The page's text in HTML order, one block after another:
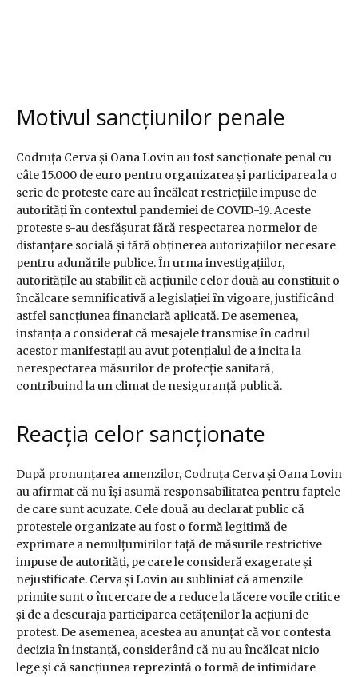
Motivul sancțiunilor penale
Codruța Cerva și Oana Lovin au fost sancționate penal cu
câte 15.000 de euro pentru organizarea și participarea la o
serie de proteste care au încălcat restricțiile impuse de
autorități în contextul pandemiei de COVID-19. Aceste
proteste s-au desfășurat fără respectarea normelor de
distanțare socială și fără obținerea autorizațiilor necesare
pentru adunările publice. În urma investigațiilor,
autoritățile au stabilit că acțiunile celor două au constituit o
încălcare semnificativă a legislației în vigoare, justificând
astfel sancțiunea financiară aplicată. De asemenea,
instanța a considerat că mesajele transmise în cadrul
acestor manifestații au avut potențialul de a incita la
nerespectarea măsurilor de protecție sanitară,
contribuind la un climat de nesiguranță publică.
Reacția celor sancționate
După pronunțarea amenzilor, Codruța Cerva și Oana Lovin
au afirmat că nu își asumă responsabilitatea pentru faptele
de care sunt acuzate. Cele două au declarat public că
protestele organizate au fost o formă legitimă de
exprimare a nemulțumirilor față de măsurile restrictive
impuse de autorități, pe care le consideră exagerate și
nejustificate. Cerva și Lovin au subliniat că amenzile
primite sunt o încercare de a reduce la tăcere vocile critice
și de a descuraja participarea cetățenilor la acțiuni de
protest. De asemenea, acestea au anunțat că vor contesta
decizia în instanță, considerând că nu au încălcat nicio
lege și că sancțiunea reprezintă o formă de intimidare